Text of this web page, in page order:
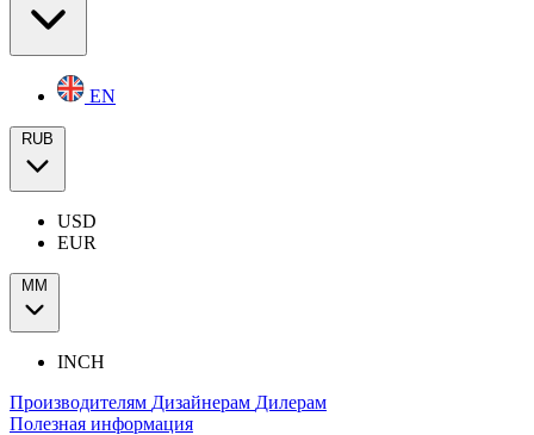
EN
RUB
USD
EUR
ММ
INCH
Производителям Дизайнерам Дилерам
Полезная информация